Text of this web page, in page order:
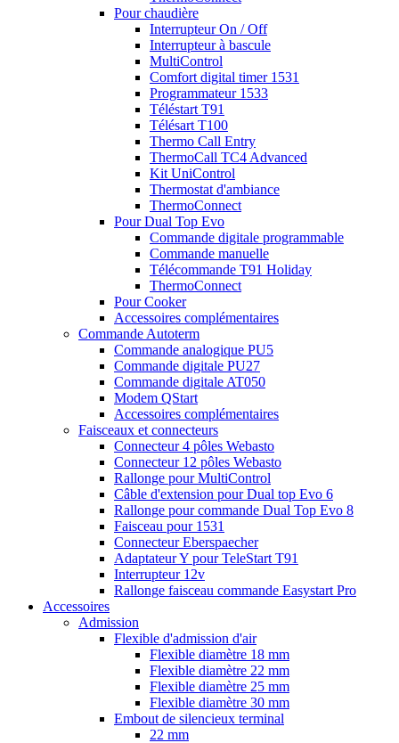
Pour chaudière
Interrupteur On / Off
Interrupteur à bascule
MultiControl
Comfort digital timer 1531
Programmateur 1533
Téléstart T91
Télésart T100
Thermo Call Entry
ThermoCall TC4 Advanced
Kit UniControl
Thermostat d'ambiance
ThermoConnect
Pour Dual Top Evo
Commande digitale programmable
Commande manuelle
Télécommande T91 Holiday
ThermoConnect
Pour Cooker
Accessoires complémentaires
Commande Autoterm
Commande analogique PU5
Commande digitale PU27
Commande digitale AT050
Modem QStart
Accessoires complémentaires
Faisceaux et connecteurs
Connecteur 4 pôles Webasto
Connecteur 12 pôles Webasto
Rallonge pour MultiControl
Câble d'extension pour Dual top Evo 6
Rallonge pour commande Dual Top Evo 8
Faisceau pour 1531
Connecteur Eberspaecher
Adaptateur Y pour TeleStart T91
Interrupteur 12v
Rallonge faisceau commande Easystart Pro
Accessoires
Admission
Flexible d'admission d'air
Flexible diamètre 18 mm
Flexible diamètre 22 mm
Flexible diamètre 25 mm
Flexible diamètre 30 mm
Embout de silencieux terminal
22 mm